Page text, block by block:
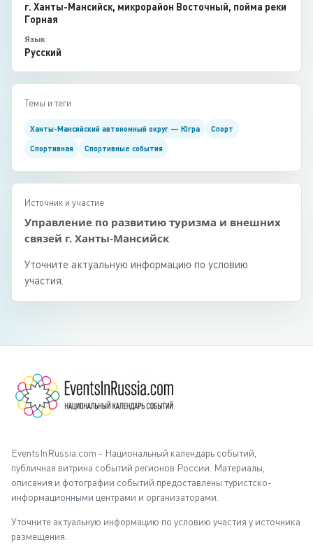
г. Ханты-Мансийск, микрорайон Восточный, пойма реки
Горная
Язык
Русский
Темы и теги
Ханты-Мансийский автономный округ — Югра Спорт
Спортивная Спортивные события
Источник и участие
Управление по развитию туризма и внешних
связей г. Ханты-Мансийск
Уточните актуальную информацию по условию
участия.
EventsInRussia.com - Национальный календарь событий,
публичная витрина событий регионов России. Материалы,
описания и фотографии событий предоставлены туристско-
информационными центрами и организаторами.
Уточните актуальную информацию по условию участия у источника
размещения.